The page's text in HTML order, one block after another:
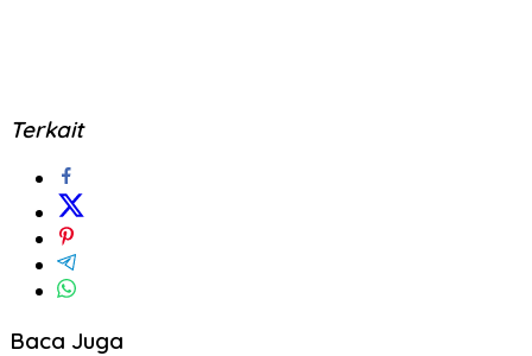
Terkait
Baca Juga